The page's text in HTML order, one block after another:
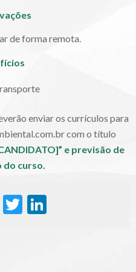
de forma remota.
enviar os currículos para
com o título
” e previsão de
do curso.
Facebook
Twitter